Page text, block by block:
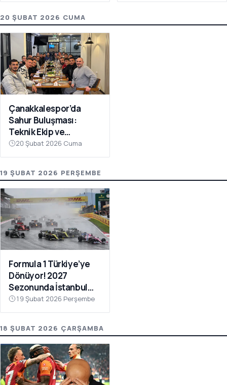
20 ŞUBAT 2026 CUMA
Çanakkalespor’da
Sahur Buluşması:
Teknik Ekip ve
Futbolcular Aynı
Sofrada
20 Şubat 2026 Cuma
19 ŞUBAT 2026 PERŞEMBE
Formula 1 Türkiye’ye
Dönüyor! 2027
Sezonunda İstanbul
Park Takvimde
19 Şubat 2026 Perşembe
18 ŞUBAT 2026 ÇARŞAMBA